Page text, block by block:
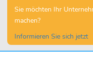
Sie möchten Ihr
machen?
Informieren Sie sich jetzt